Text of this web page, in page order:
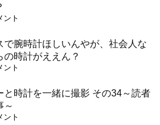
ント
で腕時計ほしいんやが、社会人な
の時計がええん？
ント
と時計を一緒に撮影 その34～読者
～
ント